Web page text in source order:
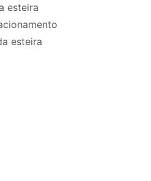
esteira
esteira